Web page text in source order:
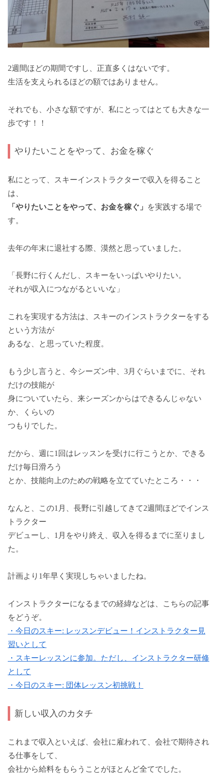
2週間ほどの期間ですし、正直多くはないです。
生活を支えられるほどの額ではありません。
それでも、小さな額ですが、私にとってはとても大きな一
歩です！！
やりたいことをやって、お金を稼ぐ
私にとって、スキーインストラクターで収入を得ること
は、
「やりたいことをやって、お金を稼ぐ」
を実践する場で
す。
去年の年末に退社する際、漠然と思っていました。
「長野に行くんだし、スキーをいっぱいやりたい。
それが収入につながるといいな」
これを実現する方法は、スキーのインストラクターをする
という方法が
あるな、と思っていた程度。
もう少し言うと、今シーズン中、3月ぐらいまでに、それ
だけの技能が
身についていたら、来シーズンからはできるんじゃない
か、くらいの
つもりでした。
だから、週に1回はレッスンを受けに行こうとか、できる
だけ毎日滑ろう
とか、技能向上のための戦略を立てていたところ・・・
なんと、この1月、長野に引越してきて2週間ほどでインス
トラクター
デビューし、1月をやり終え、収入を得るまでに至りまし
た。
計画より1年早く実現しちゃいましたね。
インストラクターになるまでの経緯などは、こちらの記事
をどうぞ。
・今日のスキー: レッスンデビュー！インストラクター見
習いとして
・スキーレッスンに参加。ただし、インストラクター研修
として
・今日のスキー: 団体レッスン初挑戦！
新しい収入のカタチ
これまで収入といえば、会社に雇われて、会社で期待され
る仕事をして、
会社から給料をもらうことがほとんど全てでした。